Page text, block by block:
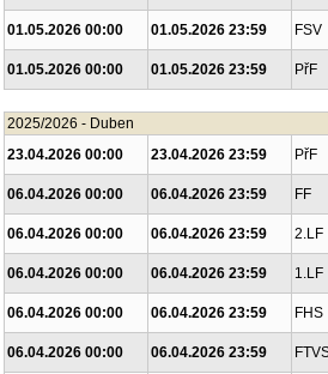
01.05.2026 00:00
01.05.2026 23:59 FSV
01.05.2026 00:00
01.05.2026 23:59 PřF
2025/2026 - Duben
23.04.2026 00:00
23.04.2026 23:59 PřF
06.04.2026 00:00
06.04.2026 23:59 FF
06.04.2026 00:00
06.04.2026 23:59 2.LF
06.04.2026 00:00
06.04.2026 23:59 1.LF
06.04.2026 00:00
06.04.2026 23:59 FHS
06.04.2026 00:00
06.04.2026 23:59